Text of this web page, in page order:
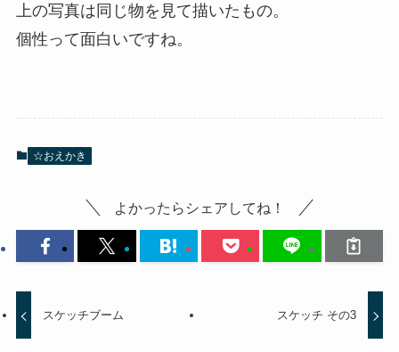
上の写真は同じ物を見て描いたもの。
個性って面白いですね。
☆おえかき
よかったらシェアしてね！
スケッチブーム スケッチ その3